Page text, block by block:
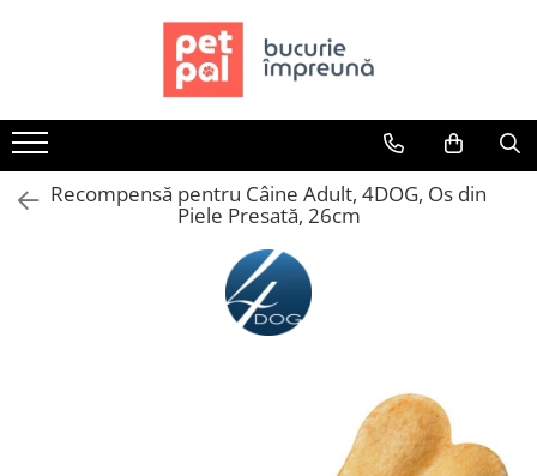
Câini
Hrană Uscată Câini
Câine Junior
Recompensă pentru Câine Adult, 4DOG, Os din
Piele Presată, 26cm